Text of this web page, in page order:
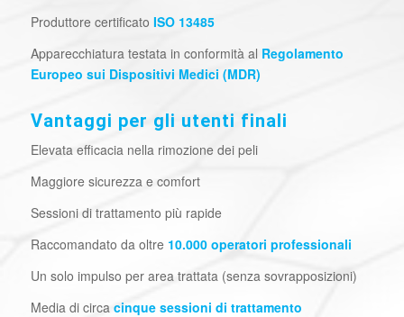
Produttore certificato ISO 13485
Apparecchiatura testata in conformità al Regolamento
Europeo sui Dispositivi Medici (MDR)
Vantaggi per gli utenti finali
Elevata efficacia nella rimozione dei peli
Maggiore sicurezza e comfort
Sessioni di trattamento più rapide
Raccomandato da oltre 10.000 operatori professionali
Un solo impulso per area trattata (senza sovrapposizioni)
Media di circa cinque sessioni di trattamento